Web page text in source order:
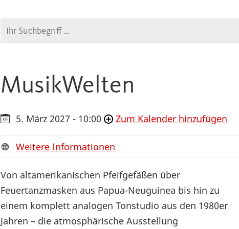
Suche
MusikWelten
5. März 2027 - 10:00 Zum Kalender hinzufügen
Weitere Informationen
Von altamerikanischen Pfeifgefäßen über
Feuertanzmasken aus Papua-Neuguinea bis hin zu
einem komplett analogen Tonstudio aus den 1980er
Jahren – die atmosphärische Ausstellung